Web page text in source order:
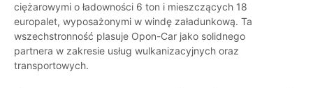
ciężarowymi o ładowności 6 ton i mieszczących 18
europalet, wyposażonymi w windę załadunkową. Ta
wszechstronność plasuje Opon-Car jako solidnego
partnera w zakresie usług wulkanizacyjnych oraz
transportowych.